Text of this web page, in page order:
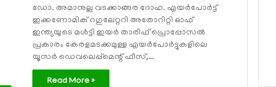
ഡോ. അമാനുല്ല വടക്കാങ്ങര ദോഹ. എയര്‍പോര്‍ട്ട്
ഇക്കണോമിക് റഗുലേറ്ററി അതോറിറ്റി ഓഫ്
ഇന്ത്യയുടെ മള്‍ട്ടി ഇയര്‍ താരിഫ് പ്രൊപ്പോസല്‍
പ്രകാരം കേരളമടക്കമുള്ള എയര്‍പോര്‍ട്ടുകളിലെ
യൂസര്‍ ഡെവലെപ്പ്‌മെന്റ് ഫീസ്,…
Read More »